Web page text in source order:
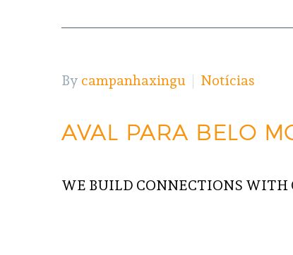
By campanhaxingu Notícias
AVAL PARA BELO
WE BUILD CONNECTIONS WITH